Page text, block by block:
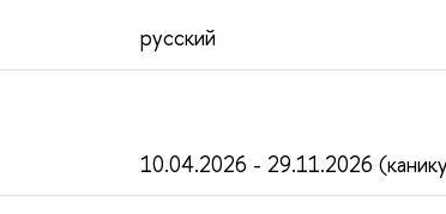
русский
10.04.2026 - 29.11.2026